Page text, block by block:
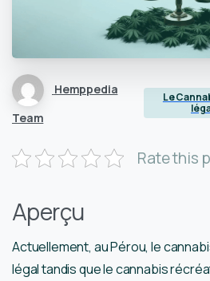
Hemppedia
Team
Le
Rate this
Aperçu
Actuellement, au Pérou, le
légal tandis que le cannabis